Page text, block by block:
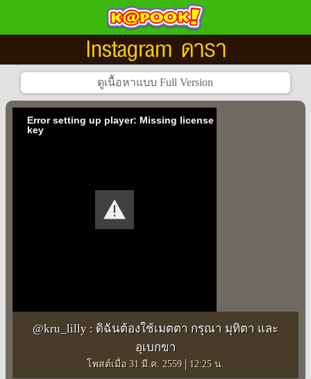
Instagram ดารา
Error setting up player: Missing license
key
@kru_lilly : ดิฉันต้องใช้เมตตา กรุณา มุทิตา และ
อุเบกขา
โพสต์เมื่อ 31 มี.ค. 2559 | 12:25 น.